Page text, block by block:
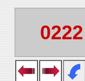
0222